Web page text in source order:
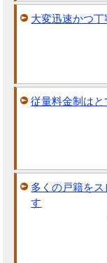
大変迅速かつ
従量料金制は
多くの戸籍を
す